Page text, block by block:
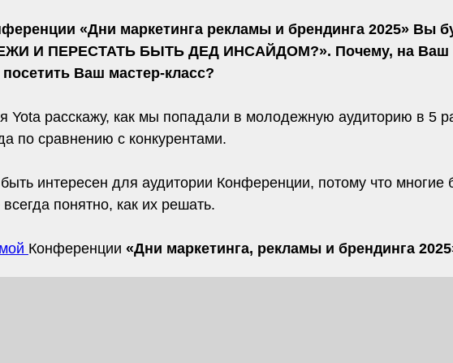
«Дни маркетинга рекламы и брендинга 2025» Вы
И ПЕРЕСТАТЬ БЫТЬ ДЕД ИНСАЙДОМ?». Почему, на Ваш
Ваш мастер-класс?
Yota расскажу, как мы попадали в молодежную аудиторию в 5
по сравнению с конкурентами.
интересен для аудитории Конференции, потому что многие
понятно, как их решать.
Конференции «Дни маркетинга, рекламы и брендинга